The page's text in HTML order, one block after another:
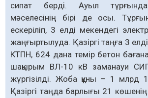
сипат берді. Ауыл
мәселесінің бірі де осы.
ескеріліп, 3 елді мекендегі
жаңғыртылуда. Қазіргі таңға 3
КТПН, 624 дана темір бетон
шақырым ВЛ-10 кВ заманауи СИП
жүргізілді. Жоба құны – 1 млрд
Қазіргі таңда барлығы 21 көшенің